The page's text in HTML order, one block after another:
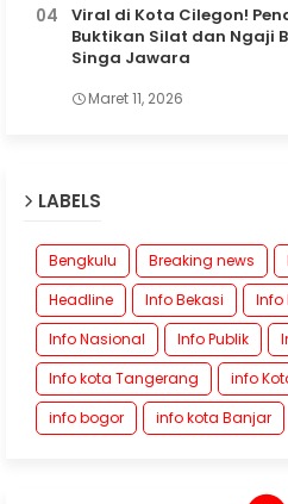
Viral di Kota Cilegon!
Buktikan Silat dan Ngaji
Singa Jawara
Maret 11, 2026
LABELS
Bengkulu Breaking news
Headline
Info Bekasi Info
Info Nasional
Info Publik
Info kota Tangerang
info
info bogor
info kota Banjar